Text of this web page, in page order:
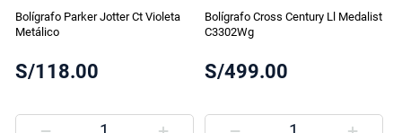
Bolígrafo Parker Jotter Ct Violeta
Metálico
S/118.00
Bolígrafo Cross Century Ll Medalist
C3302Wg
S/499.00